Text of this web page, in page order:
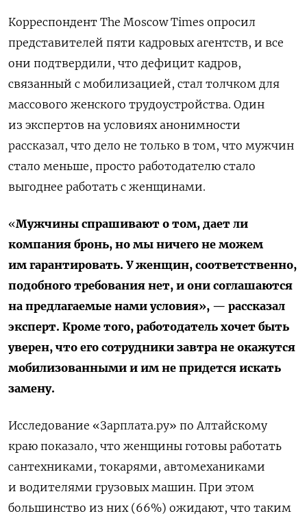
Корреспондент The Moscow Times опросил
представителей пяти кадровых агентств, и все
они подтвердили, что дефицит кадров,
связанный с мобилизацией, стал толчком для
массового женского трудоустройства. Один
из экспертов на условиях анонимности
рассказал, что дело не только в том, что мужчин
стало меньше, просто работодателю стало
выгоднее работать с женщинами.
«Мужчины спрашивают о том, дает ли
компания бронь, но мы ничего не можем
им гарантировать. У женщин, соответственно,
подобного требования нет, и они соглашаются
на предлагаемые нами условия», — рассказал
эксперт. Кроме того, работодатель хочет быть
уверен, что его сотрудники завтра не окажутся
мобилизованными и им не придется искать
замену.
Исследование «Зарплата.ру» по Алтайскому
краю показало, что женщины готовы работать
сантехниками, токарями, автомеханиками
и водителями грузовых машин. При этом
большинство из них (66%) ожидают, что таким